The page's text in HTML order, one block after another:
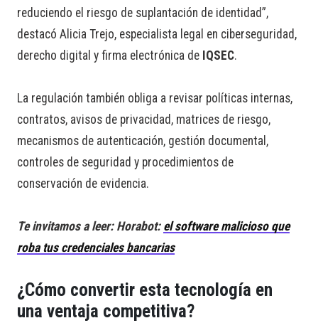
reduciendo el riesgo de suplantación de identidad”,
destacó Alicia Trejo, especialista legal en ciberseguridad,
derecho digital y firma electrónica de IQSEC.
La regulación también obliga a revisar políticas internas,
contratos, avisos de privacidad, matrices de riesgo,
mecanismos de autenticación, gestión documental,
controles de seguridad y procedimientos de
conservación de evidencia.
Te invitamos a leer: Horabot: el software malicioso que
roba tus credenciales bancarias
¿Cómo convertir esta tecnología en
una ventaja competitiva?